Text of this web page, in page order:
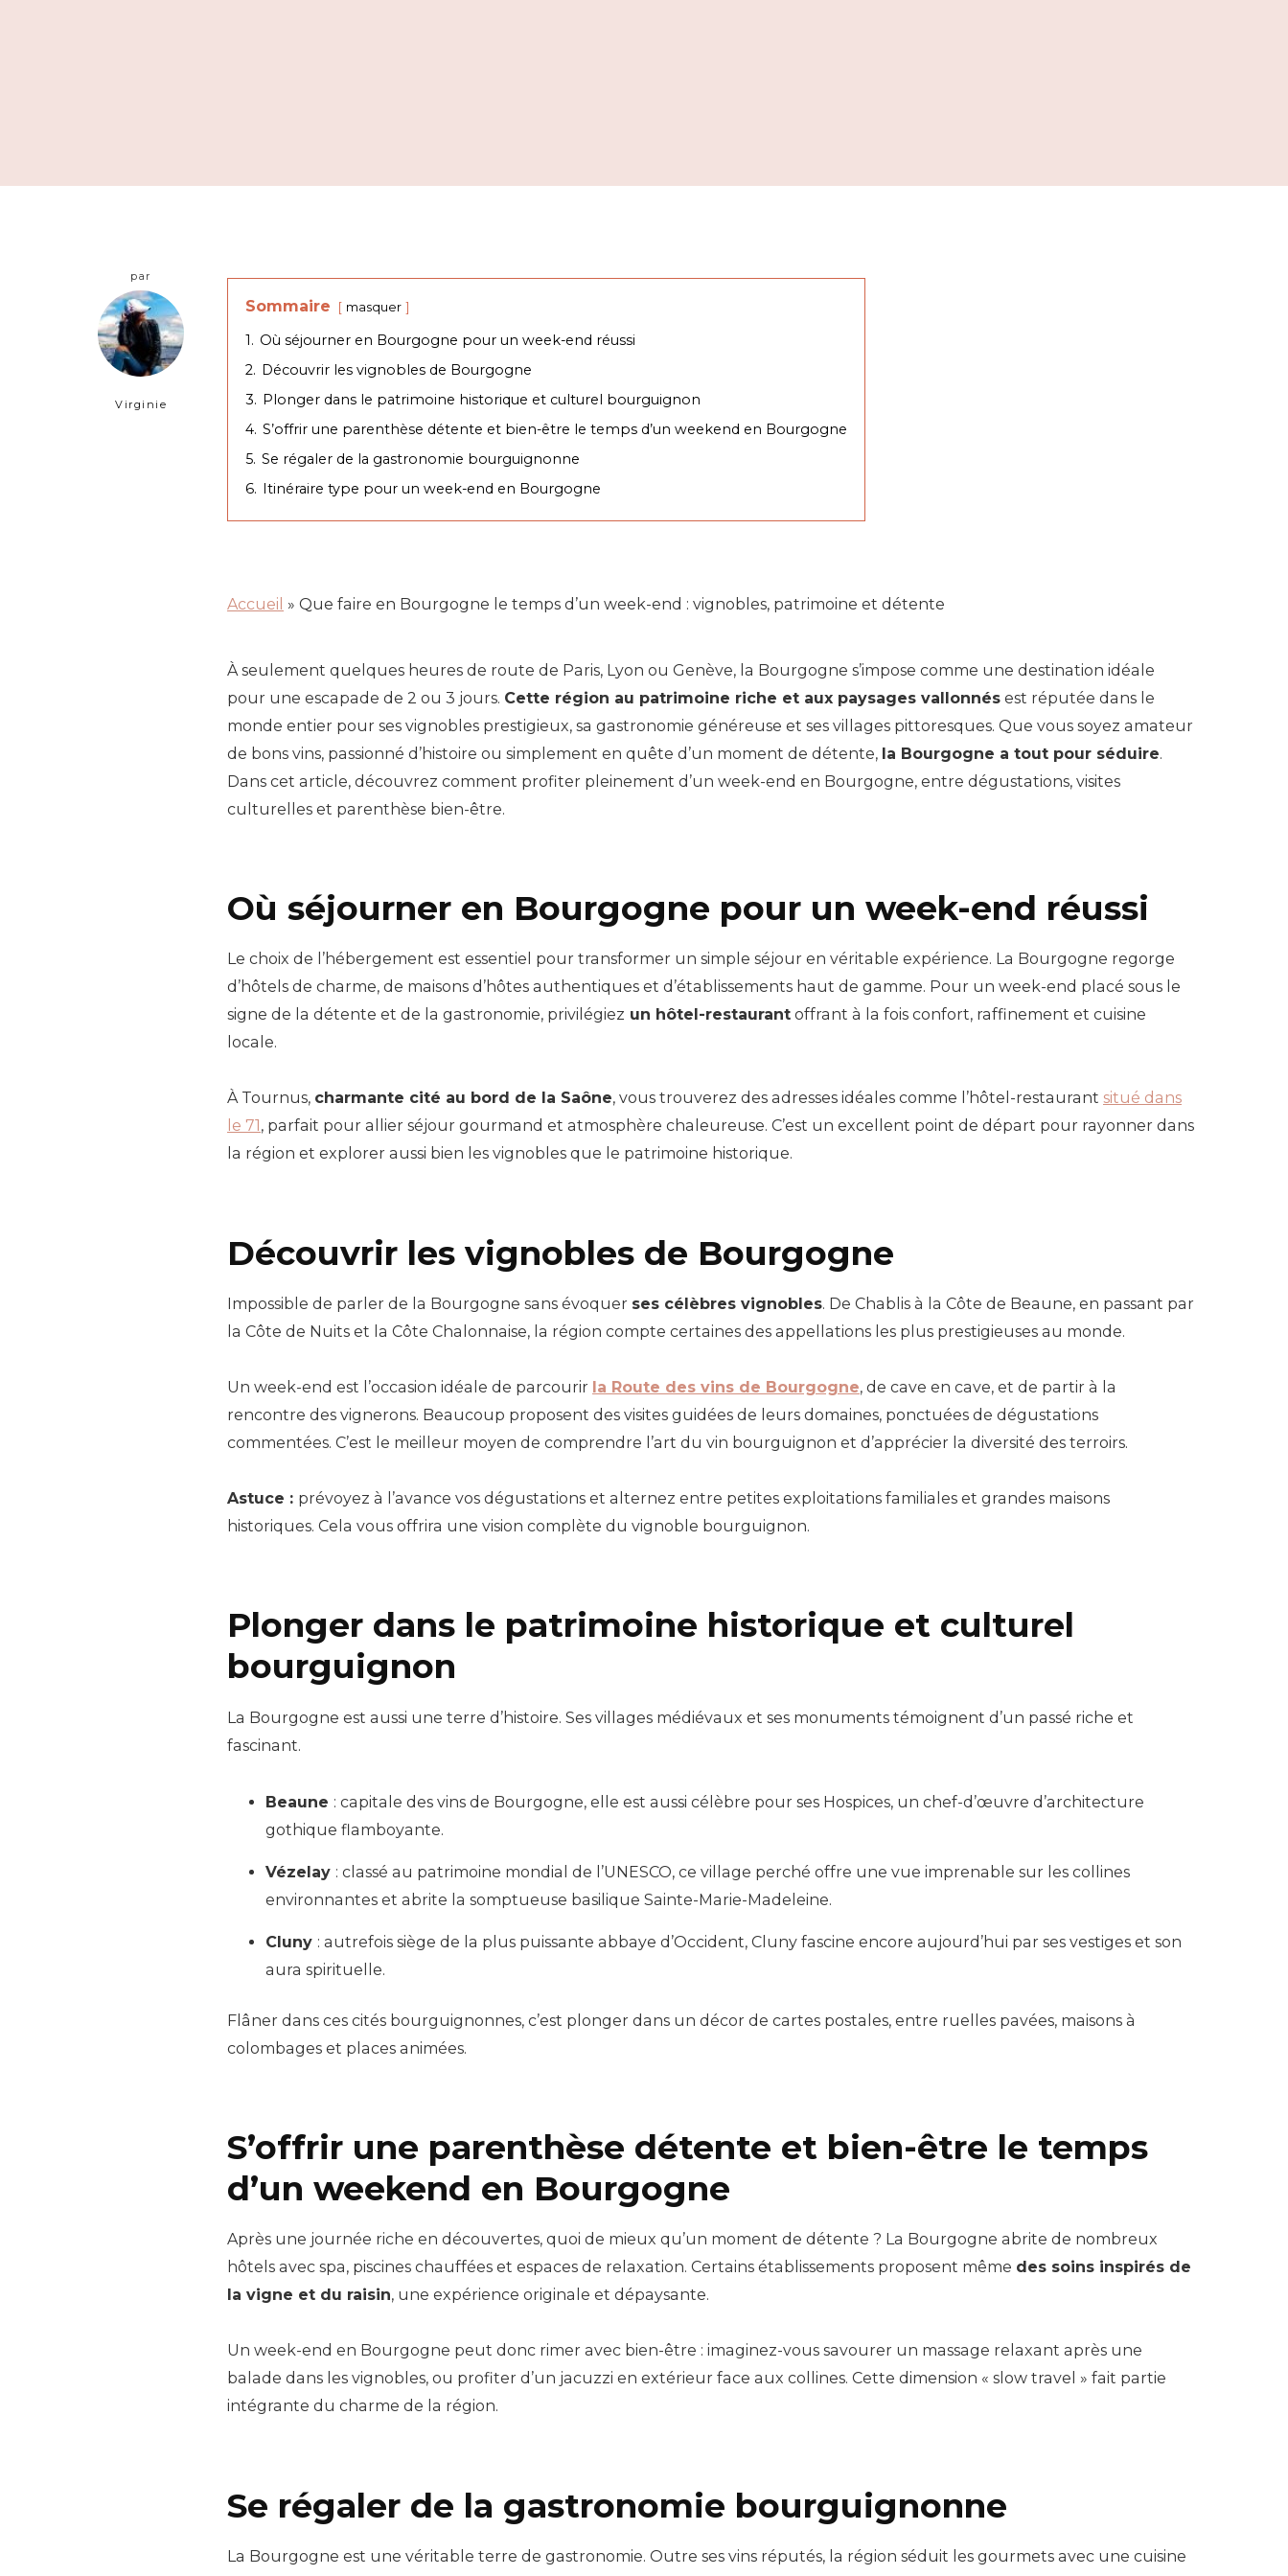
par
Virginie
Sommaire masquer
1. Où séjourner en Bourgogne pour un week-end réussi
2. Découvrir les vignobles de Bourgogne
3. Plonger dans le patrimoine historique et culturel bourguignon
4. S’offrir une parenthèse détente et bien-être le temps d’un weekend en Bourgogne
5. Se régaler de la gastronomie bourguignonne
6. Itinéraire type pour un week-end en Bourgogne
Accueil » Que faire en Bourgogne le temps d’un week-end : vignobles, patrimoine et détente
À seulement quelques heures de route de Paris, Lyon ou Genève, la Bourgogne s’impose comme une destination idéale
pour une escapade de 2 ou 3 jours. Cette région au patrimoine riche et aux paysages vallonnés est réputée dans le
monde entier pour ses vignobles prestigieux, sa gastronomie généreuse et ses villages pittoresques. Que vous soyez amateur
de bons vins, passionné d’histoire ou simplement en quête d’un moment de détente, la Bourgogne a tout pour séduire.
Dans cet article, découvrez comment profiter pleinement d’un week-end en Bourgogne, entre dégustations, visites
culturelles et parenthèse bien-être.
Où séjourner en Bourgogne pour un week-end réussi
Le choix de l’hébergement est essentiel pour transformer un simple séjour en véritable expérience. La Bourgogne regorge
d’hôtels de charme, de maisons d’hôtes authentiques et d’établissements haut de gamme. Pour un week-end placé sous le
signe de la détente et de la gastronomie, privilégiez un hôtel-restaurant offrant à la fois confort, raffinement et cuisine
locale.
À Tournus, charmante cité au bord de la Saône, vous trouverez des adresses idéales comme l’hôtel-restaurant situé dans
le 71 , parfait pour allier séjour gourmand et atmosphère chaleureuse. C’est un excellent point de départ pour rayonner dans
la région et explorer aussi bien les vignobles que le patrimoine historique.
Découvrir les vignobles de Bourgogne
Impossible de parler de la Bourgogne sans évoquer ses célèbres vignobles. De Chablis à la Côte de Beaune, en passant par
la Côte de Nuits et la Côte Chalonnaise, la région compte certaines des appellations les plus prestigieuses au monde.
Un week-end est l’occasion idéale de parcourir la Route des vins de Bourgogne, de cave en cave, et de partir à la
rencontre des vignerons. Beaucoup proposent des visites guidées de leurs domaines, ponctuées de dégustations
commentées. C’est le meilleur moyen de comprendre l’art du vin bourguignon et d’apprécier la diversité des terroirs.
Astuce : prévoyez à l’avance vos dégustations et alternez entre petites exploitations familiales et grandes maisons
historiques. Cela vous offrira une vision complète du vignoble bourguignon.
Plonger dans le patrimoine historique et culturel
bourguignon
La Bourgogne est aussi une terre d’histoire. Ses villages médiévaux et ses monuments témoignent d’un passé riche et
fascinant.
Beaune : capitale des vins de Bourgogne, elle est aussi célèbre pour ses Hospices, un chef-d’œuvre d’architecture
gothique flamboyante.
Vézelay : classé au patrimoine mondial de l’UNESCO, ce village perché offre une vue imprenable sur les collines
environnantes et abrite la somptueuse basilique Sainte-Marie-Madeleine.
Cluny : autrefois siège de la plus puissante abbaye d’Occident, Cluny fascine encore aujourd’hui par ses vestiges et son
aura spirituelle.
Flâner dans ces cités bourguignonnes, c’est plonger dans un décor de cartes postales, entre ruelles pavées, maisons à
colombages et places animées.
S’offrir une parenthèse détente et bien-être le temps
d’un weekend en Bourgogne
Après une journée riche en découvertes, quoi de mieux qu’un moment de détente ? La Bourgogne abrite de nombreux
hôtels avec spa, piscines chauffées et espaces de relaxation. Certains établissements proposent même des soins inspirés de
la vigne et du raisin, une expérience originale et dépaysante.
Un week-end en Bourgogne peut donc rimer avec bien-être : imaginez-vous savourer un massage relaxant après une
balade dans les vignobles, ou profiter d’un jacuzzi en extérieur face aux collines. Cette dimension « slow travel » fait partie
intégrante du charme de la région.
Se régaler de la gastronomie bourguignonne
La Bourgogne est une véritable terre de gastronomie. Outre ses vins réputés, la région séduit les gourmets avec une cuisine